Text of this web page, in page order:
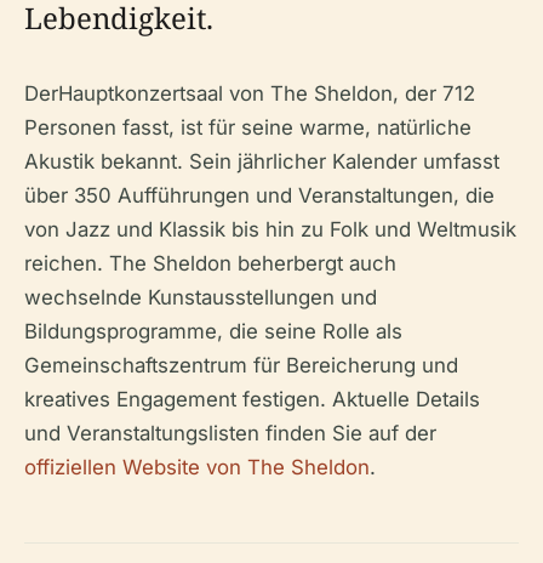
Lebendigkeit.
DerHauptkonzertsaal von The Sheldon, der 712
Personen fasst, ist für seine warme, natürliche
Akustik bekannt. Sein jährlicher Kalender umfasst
über 350 Aufführungen und Veranstaltungen, die
von Jazz und Klassik bis hin zu Folk und Weltmusik
reichen. The Sheldon beherbergt auch
wechselnde Kunstausstellungen und
Bildungsprogramme, die seine Rolle als
Gemeinschaftszentrum für Bereicherung und
kreatives Engagement festigen. Aktuelle Details
und Veranstaltungslisten finden Sie auf der
offiziellen Website von The Sheldon.